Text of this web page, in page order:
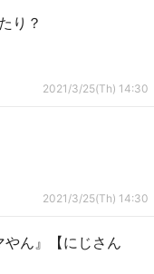
り？
2021/3/25(Th) 14:30
2021/3/25(Th) 14:30
ん』【にじさん